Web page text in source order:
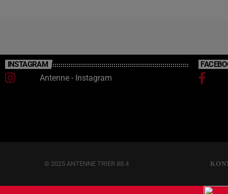
INSTAGRAM
Antenne - Instagram
© 2025 ANTENNE TRIER 88.4